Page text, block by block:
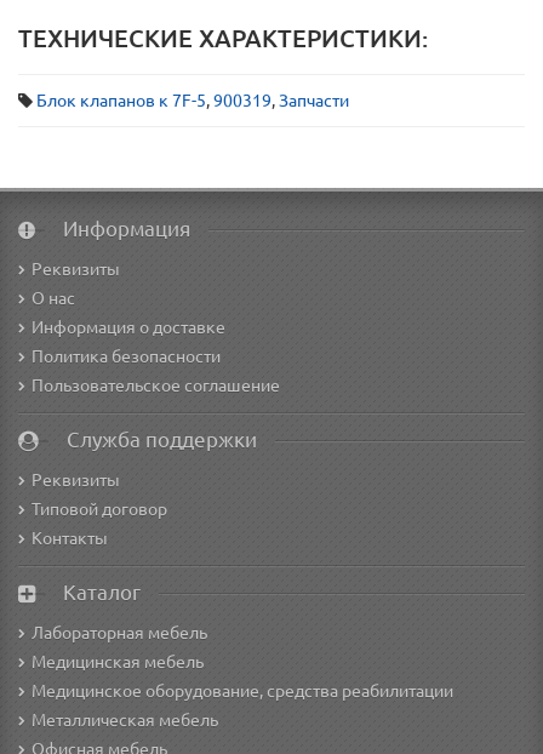
ТЕХНИЧЕСКИЕ ХАРАКТЕРИСТИКИ:
Блок клапанов к 7F-5,900319,Запчасти
Информация
Реквизиты
О нас
Информация о доставке
Политика безопасности
Пользовательское соглашение
Служба поддержки
Реквизиты
Типовой договор
Контакты
Каталог
Лабораторная мебель
Медицинская мебель
Медицинское оборудование, средства реабилитации
Металлическая мебель
Офисная мебель